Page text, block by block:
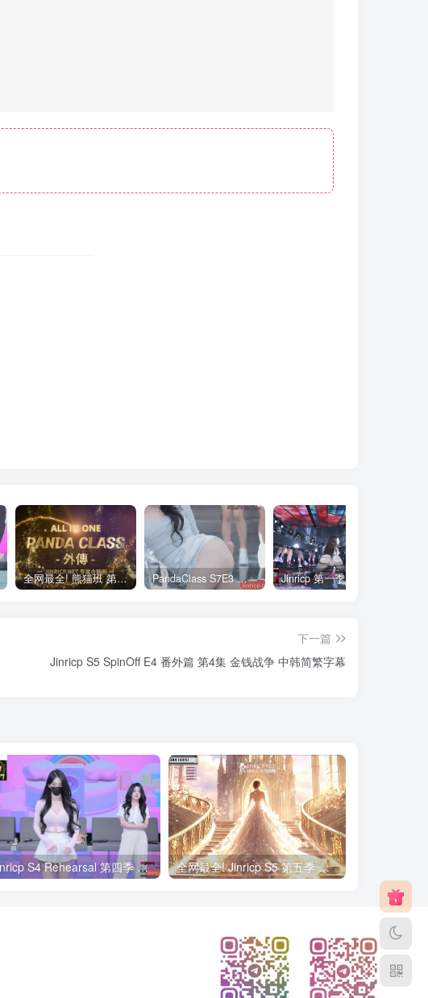
全网最全! 熊猫班 第6季 外传 SpinOff 全集 All in one 合集版 中英韩简繁字幕外挂版 PandaClass S7E3 熊猫班 第7季 第3期 二十一点日 中英韩简繁字幕
下一篇
Jinricp S5 SpinOff E4 番外篇 第4集 金钱战争 中韩简繁字幕
Jinricp S4 Rehearsal 第四季 彩排 元荷娜露脸 粉丝密码房 简繁中文字幕 全网最全! Jinricp S5 第五季 全集 All in one 合集版 简繁中文外挂字幕